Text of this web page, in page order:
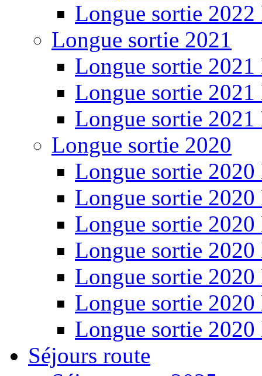
Longue sortie 2022
Longue sortie 2021
Longue sortie 2021
Longue sortie 2021
Longue sortie 2021
Longue sortie 2020
Longue sortie 2020
Longue sortie 2020
Longue sortie 2020
Longue sortie 2020
Longue sortie 2020
Longue sortie 2020
Longue sortie 2020
Séjours route